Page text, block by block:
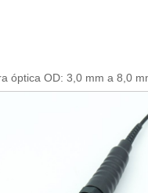
óptica OD: 3,0 mm a 8,0